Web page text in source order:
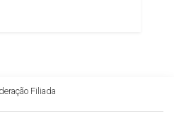
Filiada